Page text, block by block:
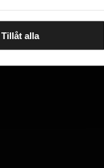
Tillåt alla